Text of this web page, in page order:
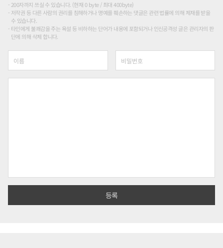
200자까지 쓰실 수 있습니다. (현재 0 byte / 최대 400byte)
저작권 등 다른 사람의 권리를 침해하거나 명예를 훼손하는 댓글은 관련 법률에 의해 제재를 받을
수 있습니다.
타인에게 불쾌감을 주는 욕설 등 비하하는 단어가 내용에 포함되거나 인신공격성 글은 관리자의 판
단에 의해 삭제 합니다.